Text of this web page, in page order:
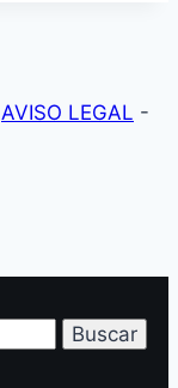
AVISO LEGAL -